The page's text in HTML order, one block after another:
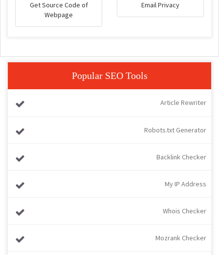
Get Source Code of
Webpage
Email Privacy
Popular SEO Tools
Article Rewriter
Robots.txt Generator
Backlink Checker
My IP Address
Whois Checker
Mozrank Checker